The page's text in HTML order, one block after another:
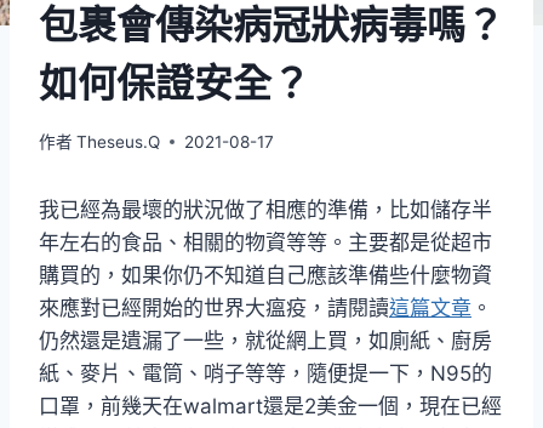
包裹會傳染病冠狀病毒嗎？
如何保證安全？
作者 Theseus.Q 2021-08-17
我已經為最壞的狀況做了相應的準備，比如儲存半
年左右的食品、相關的物資等等。主要都是從超市
購買的，如果你仍不知道自己應該準備些什麼物資
來應對已經開始的世界大瘟疫，請閱讀這篇文章 。
仍然還是遺漏了一些，就從網上買，如廁紙、廚房
紙、麥片、電筒、哨子等等，隨便提一下，N95的
口罩，前幾天在walmart還是2美金一個，現在已經